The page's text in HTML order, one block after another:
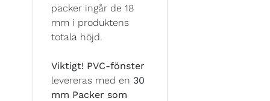
packer ingår de 18
mm i produktens
totala höjd.
Viktigt! PVC-fönster
levereras med en 30
mm Packer som